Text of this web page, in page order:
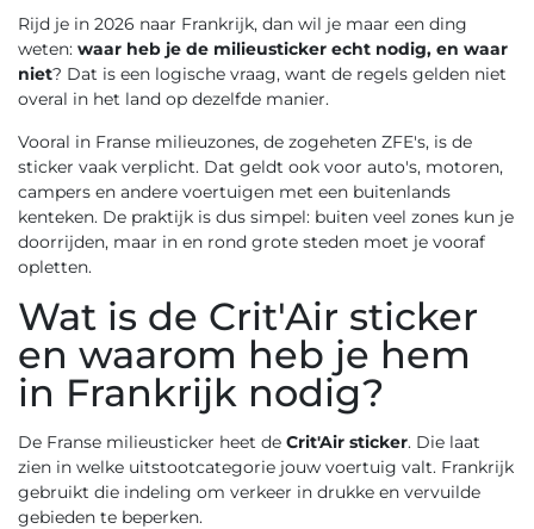
Rijd je in 2026 naar Frankrijk, dan wil je maar een ding
weten: waar heb je de milieusticker echt nodig, en waar
niet? Dat is een logische vraag, want de regels gelden niet
overal in het land op dezelfde manier.
Vooral in Franse milieuzones, de zogeheten ZFE's, is de
sticker vaak verplicht. Dat geldt ook voor auto's, motoren,
campers en andere voertuigen met een buitenlands
kenteken. De praktijk is dus simpel: buiten veel zones kun je
doorrijden, maar in en rond grote steden moet je vooraf
opletten.
Wat is de Crit'Air sticker
en waarom heb je hem
in Frankrijk nodig?
De Franse milieusticker heet de Crit'Air sticker. Die laat
zien in welke uitstootcategorie jouw voertuig valt. Frankrijk
gebruikt die indeling om verkeer in drukke en vervuilde
gebieden te beperken.